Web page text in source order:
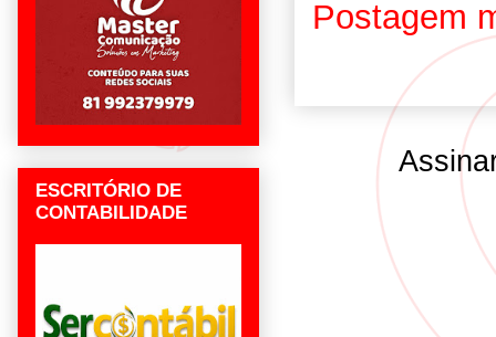
Postagem
ESCRITÓRIO DE
CONTABILIDADE